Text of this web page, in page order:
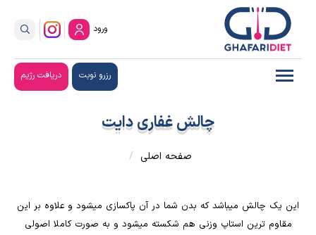
ورود
رزرو نوبت دریافت رژیم
چالش غفاری دایت
صفحه اصلی
این یک چالش میباشد که بدن شما در آن پاکسازی میشود و علاوه بر این
مقاوم ترین استاپ وزنی هم شکسته میشود و به صورت کاملا اصولی